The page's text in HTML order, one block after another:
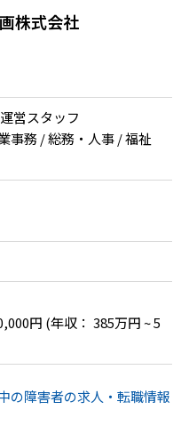
株式会社
営スタッフ
事務 / 総務・人事 / 福祉
円 (年収： 385万円 ~ 5
の障害者の求人・転職情報